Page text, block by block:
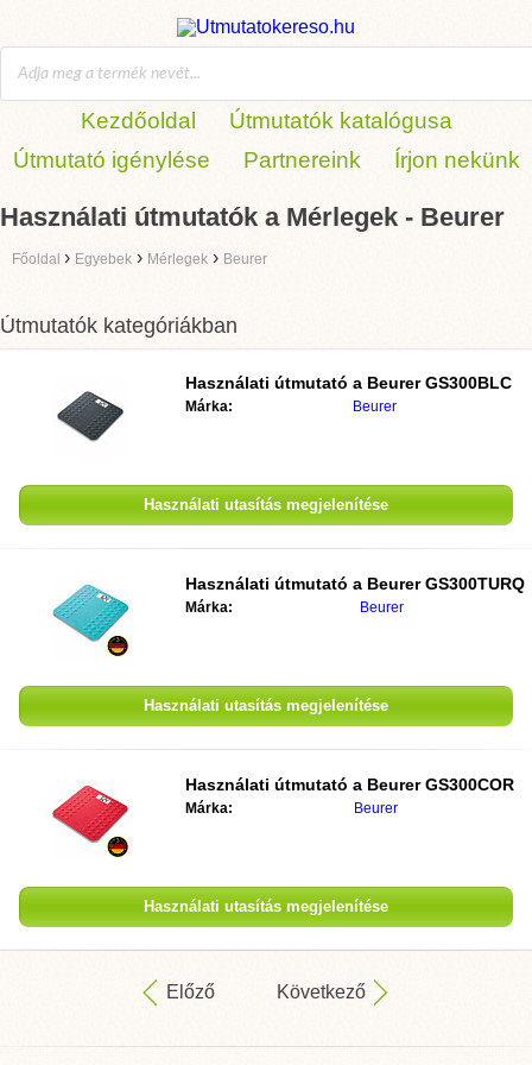
Kezdőoldal
Útmutatók katalógusa
Útmutató igénylése
Partnereink Írjon nekünk
Használati útmutatók a Mérlegek - Beurer
Főoldal › Egyebek › Mérlegek › Beurer
Útmutatók kategóriákban
Használati útmutató a Beurer GS300BLC
Márka: Beurer
Használati utasítás megjelenítése
Használati útmutató a Beurer GS300TURQ
Márka: Beurer
Használati utasítás megjelenítése
Használati útmutató a Beurer GS300COR
Márka: Beurer
Használati utasítás megjelenítése
Előző Következő